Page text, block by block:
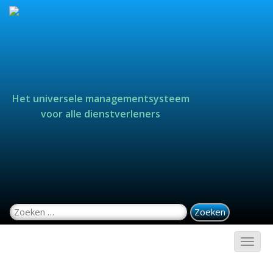
Het universele managementsysteem
voor alle dienstverleners
Zoeken naar: